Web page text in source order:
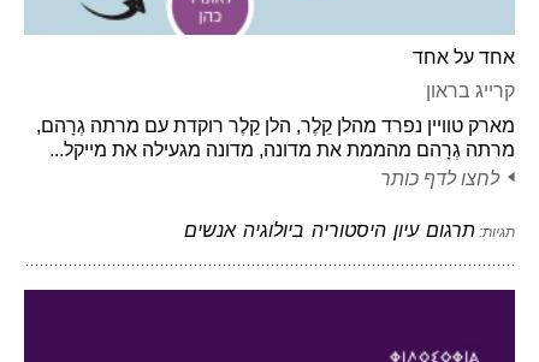
אחד על אחד
קרייג בראון
מארק טוויין נפרד מהלן קֵלֶר, הלן קֵלֶר רוקדת עם מרתה גְרָהם,
מרתה גְרָהם מהממת את מדונה, מדונה מגעילה את מייקל...
לחצו לדף כותר
תגיות: תרגום עיון היסטוריה ביולוגיה אנשים